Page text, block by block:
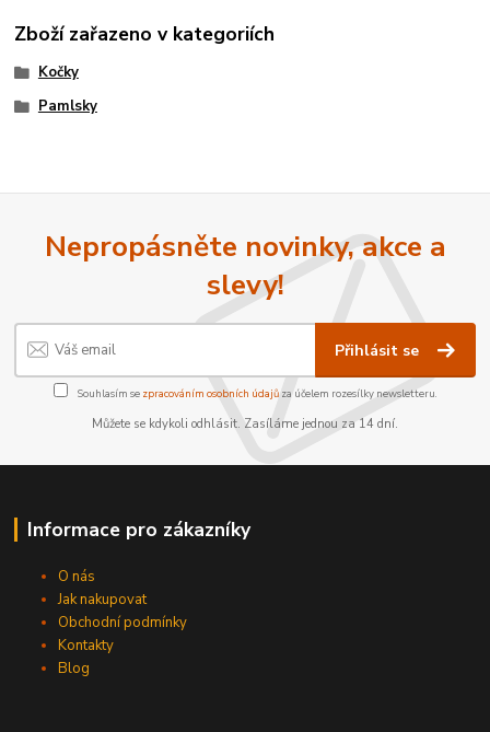
Zboží zařazeno v kategoriích
Kočky
Pamlsky
Nepropásněte novinky, akce a
slevy!
Přihlásit se
Souhlasím se zpracováním osobních údajůza účelem rozesílky newsletteru.
Můžete se kdykoli odhlásit. Zasíláme jednou za 14 dní.
Informace pro zákazníky
O nás
Jak nakupovat
Obchodní podmínky
Kontakty
Blog